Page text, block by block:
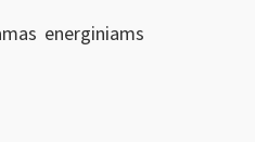
energiniams